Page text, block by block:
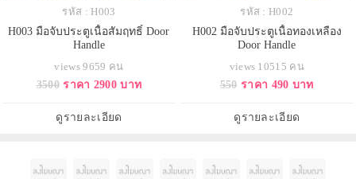
รหัส : H003
H003 มือจับประตูเนื้อสัมฤทธิ์ Door
Handle
views 9659 คน
3500 ราคา 2900 บาท
ดูรายละเอียด
รหัส : H002
H002 มือจับประตูเนื้อทองเหลือง
Door Handle
views 10515 คน
550 ราคา 490 บาท
ดูรายละเอียด